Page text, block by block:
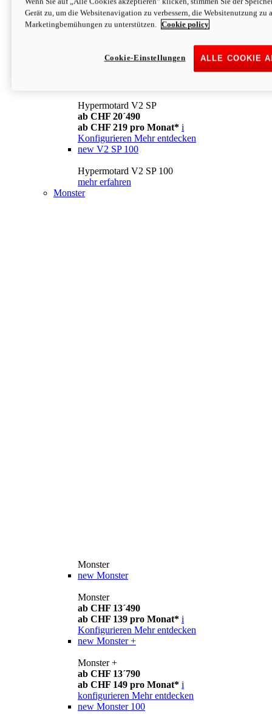
Konfigurieren Mehr entdecken
newV2
ab CHF 169 pro Monat* i
Mehr entdecken
Hypermotard V2 SP
ab CHF 20´490
ab CHF 219 pro Monat* i
Konfigurieren Mehr entdecken
new V2 SP 100
Hypermotard V2 SP 100
mehr erfahren
Monster
Monster
new Monster
Monster
ab CHF 13´490
ab CHF 139 pro Monat* i
Konfigurieren Mehr entdecken
new Monster +
Monster +
ab CHF 13´790
ab CHF 149 pro Monat* i
konfigurieren Mehr entdecken
new Monster 100
Gerät zu, um die Websitenavigation zu verbessern, die Websitenutzung zu
Marketingbemühungen zu unterstützen.
Cookie policy
ALLE COOKIE
Cookie-Einstellungen